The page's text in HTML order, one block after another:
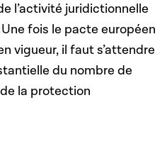
l’activité juridictionnelle
fois le pacte européen
vigueur, il faut s’attendre
du nombre de
la protection